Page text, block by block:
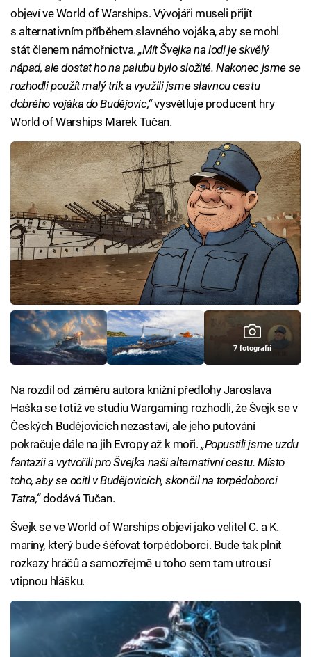
objeví ve World of Warships. Vývojáři museli přijít
s alternativním příběhem slavného vojáka, aby se mohl
stát členem námořnictva.„Mít Švejka na lodi je skvělý
nápad, ale dostat ho na palubu bylo složité. Nakonec jsme se
rozhodli použít malý trik a využili jsme slavnou cestu
dobrého vojáka do Budějovic,“vysvětluje producent hry
World of Warships Marek Tučan.
7 fotografií
Na rozdíl od záměru autora knižní předlohy Jaroslava
Haška se totiž ve studiu Wargaming rozhodli, že Švejk se v
Českých Budějovicích nezastaví, ale jeho putování
pokračuje dále na jih Evropy až k moři.„Popustili jsme uzdu
fantazii a vytvořili pro Švejka naši alternativní cestu. Místo
toho, aby se ocitl v Budějovicích, skončil na torpédoborci
Tatra,“dodává Tučan.
Švejk se ve World of Warships objeví jako velitel C. a K.
maríny, který bude šéfovat torpédoborci. Bude tak plnit
rozkazy hráčů a samozřejmě u toho sem tam utrousí
vtipnou hlášku.